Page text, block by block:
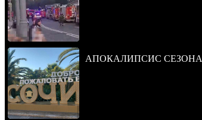
АПОКАЛИПСИС СЕЗОНА